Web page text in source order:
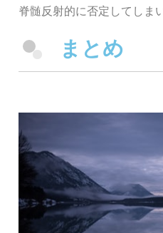
脊髄反射的に否定してしま
まとめ